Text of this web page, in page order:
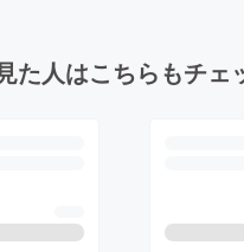
た人はこちらもチェ